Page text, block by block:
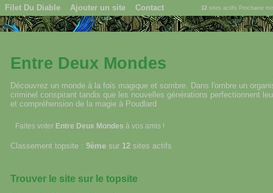
Filet Du Diable Ajouter un site Contact 12 sites actifs Prochaine
Entre Deux Mondes
Découvrez un monde à la fois magique et sombre. Dans l'ombre un
criminel conspirant tandis que les nouvelles générations perfectionnent
et compréhension de la magie à Poudlard
Faites voter Entre Deux Mondes à vos amis !
Classement topsite : 9ème sur 12 sites actifs
Trouver le site sur le topsite